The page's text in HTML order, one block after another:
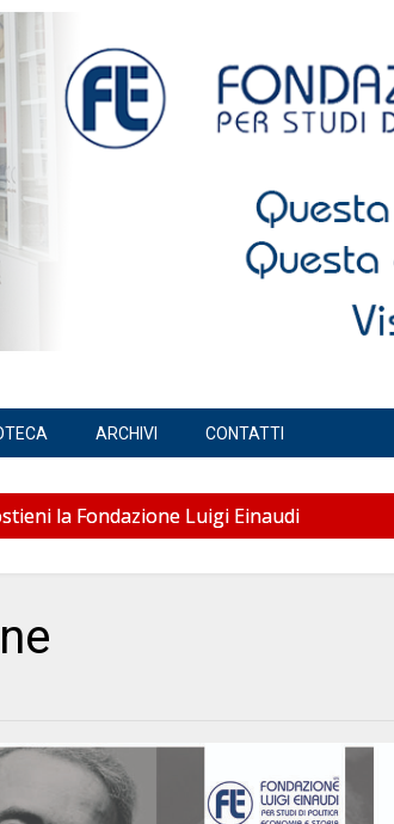
ARCHIVI CONTATTI
la Fondazione Luigi Einaudi